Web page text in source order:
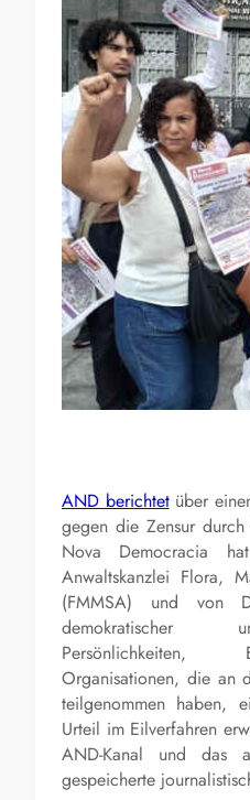
AND berichtetüber
gegen die Zensur durch
Nova Democracia
Anwaltskanzlei Flora,
(FMMSA) und von
demokratischer
Persönlichkeiten,
Organisationen, die an
teilgenommen haben,
Urteil im Eilverfahren
AND-Kanal und das
gespeicherte